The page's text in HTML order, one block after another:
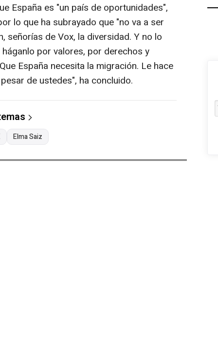
España es "un país de oportunidades",
lo que ha subrayado que "no va a ser
señorías de Vox, la diversidad. Y no lo
por valores, por derechos y
España necesita la migración. Le hace
de ustedes", ha concluido.
Elma Saiz